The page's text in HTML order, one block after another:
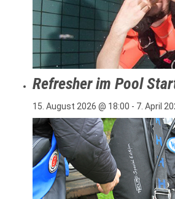
Refresher im Pool
15. August 2026 @ 18:00 - 7. April